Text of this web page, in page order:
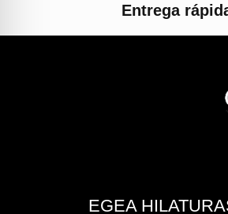
Entrega
EGEA